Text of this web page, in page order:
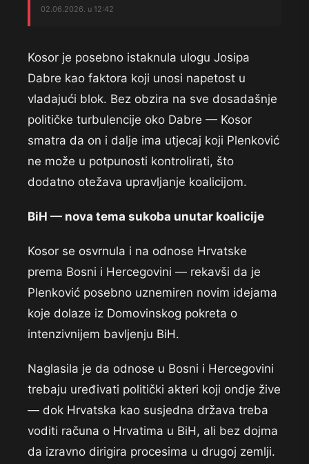
02.06.2026. u 12:42
Kosor je posebno istaknula ulogu Josipa
Dabre kao faktora koji unosi napetost u
vladajući blok. Bez obzira na sve dosadašnje
političke turbulencije oko Dabre — Kosor
smatra da on i dalje ima utjecaj koji Plenković
ne može u potpunosti kontrolirati, što
dodatno otežava upravljanje koalicijom.
BiH — nova tema sukoba unutar koalicije
Kosor se osvrnula i na odnose Hrvatske
prema Bosni i Hercegovini — rekavši da je
Plenković posebno uznemiren novim idejama
koje dolaze iz Domovinskog pokreta o
intenzivnijem bavljenju BiH.
Naglasila je da odnose u Bosni i Hercegovini
trebaju uređivati politički akteri koji ondje žive
— dok Hrvatska kao susjedna država treba
voditi računa o Hrvatima u BiH, ali bez dojma
da izravno dirigira procesima u drugoj zemlji.